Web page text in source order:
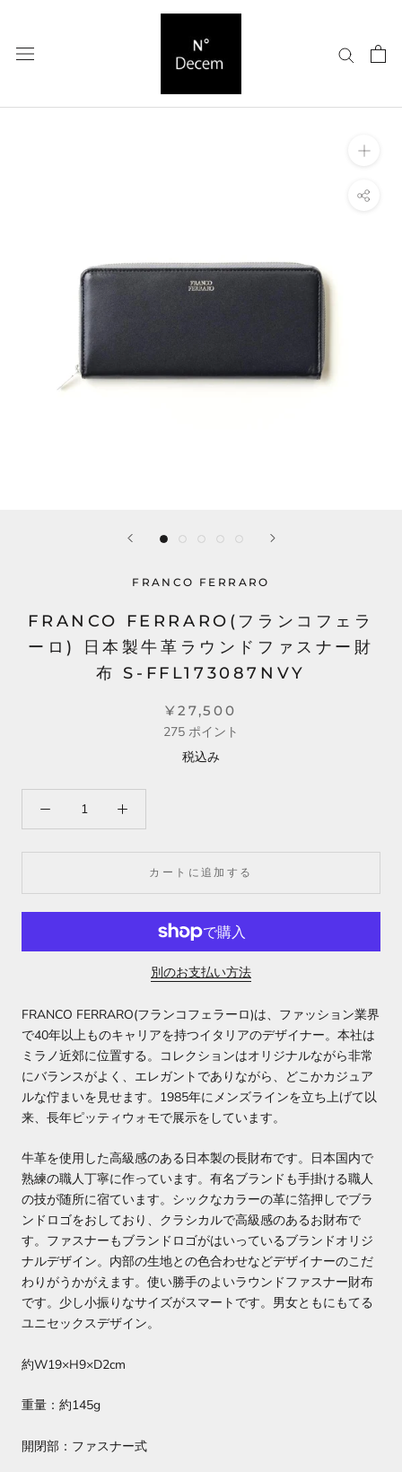
て
FRANCO FERRARO
FRANCO FERRARO(フランコフェラ
ーロ) 日本製牛革ラウンドファスナー財
布 S-FFL173087NVY
¥27,500
275 ポイント
税込み
カートに追加する
別のお支払い方法
FRANCO FERRARO(フランコフェラーロ)は、ファッション業界
で40年以上ものキャリアを持つイタリアのデザイナー。本社は
ミラノ近郊に位置する。コレクションはオリジナルながら非常
にバランスがよく、エレガントでありながら、どこかカジュア
ルな佇まいを見せます。1985年にメンズラインを立ち上げて以
来、長年ピッティウォモで展示をしています。
牛革を使用した高級感のある日本製の長財布です。日本国内で
熟練の職人丁寧に作っています。有名ブランドも手掛ける職人
の技が随所に宿ています。シックなカラーの革に箔押しでブラ
ンドロゴをおしており、クラシカルで高級感のあるお財布で
す。ファスナーもブランドロゴがはいっているブランドオリジ
ナルデザイン。内部の生地との色合わせなどデザイナーのこだ
わりがうかがえます。使い勝手のよいラウンドファスナー財布
です。少し小振りなサイズがスマートです。男女ともにもてる
ユニセックスデザイン。
約W19×H9×D2cm
重量：約145g
開閉部：ファスナー式